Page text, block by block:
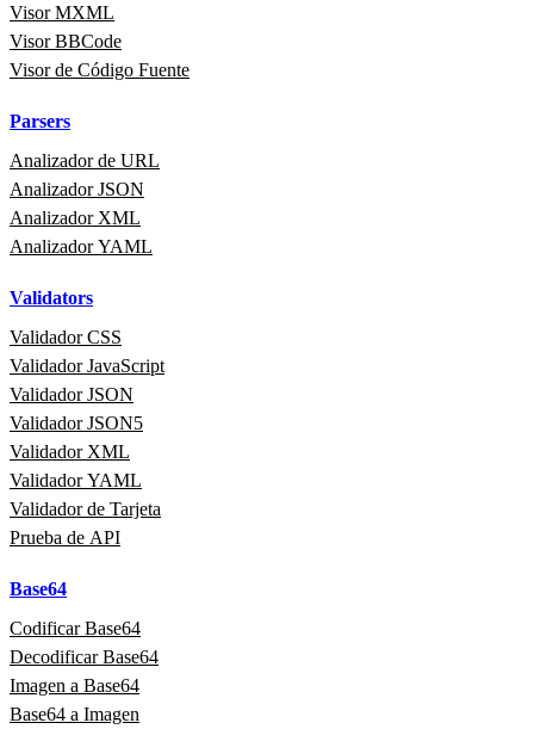
Visor MXML
Visor BBCode
Visor de Código Fuente
Parsers
Analizador de URL
Analizador JSON
Analizador XML
Analizador YAML
Validators
Validador CSS
Validador JavaScript
Validador JSON
Validador JSON5
Validador XML
Validador YAML
Validador de Tarjeta
Prueba de API
Base64
Codificar Base64
Decodificar Base64
Imagen a Base64
Base64 a Imagen